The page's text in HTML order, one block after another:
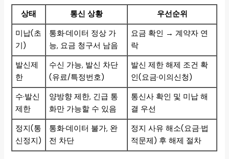
상태 통신 상황
우선순위
미납(초
기)
통화·데이터 정상 가
능, 요금 청구서 남음
요금 확인 → 계약자 연
락
발신제
한
수신 가능, 발신 차단
(유료/특정번호)
발신 제한 해제 조건 확
인(요금·이의신청)
수·발신
제한
양방향 제한, 긴급 통
화만 가능할 수 있음
통신사 확인 및 미납 해
결 우선
정지(통
신정지)
통화·데이터 불가, 완
전 차단
정지 사유 해소(요금·법
적문제) 후 해제 절차